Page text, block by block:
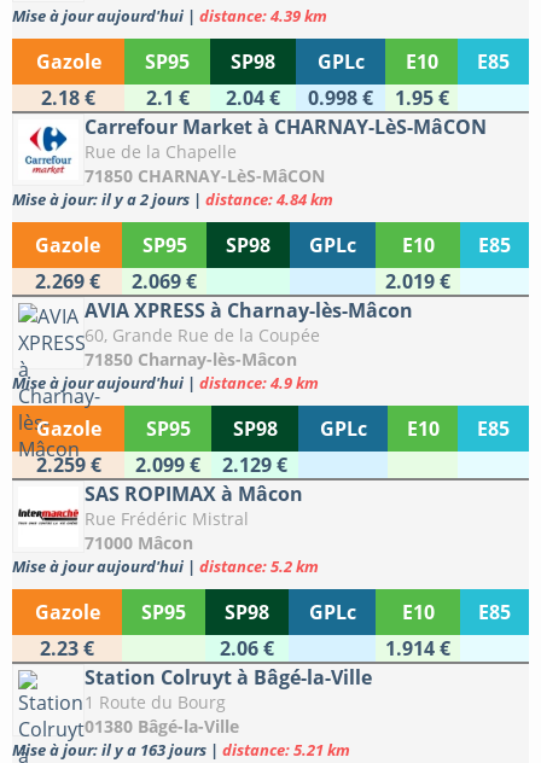
Mise à jour aujourd'hui | distance: 4.39 km
Gazole SP95 SP98 GPLc E10
E85
2.18 €
2.1 € 2.04 € 0.998 €
1.95 €
Carrefour Market à CHARNAY-LèS-MâCON
Rue de la Chapelle
71850 CHARNAY-LèS-MâCON
Mise à jour: il y a 2 jours | distance: 4.84 km
Gazole SP95 SP98 GPLc E10
E85
2.269 €
2.069 €
2.019 €
AVIA XPRESS à Charnay-lès-Mâcon
60, Grande Rue de la Coupée
71850 Charnay-lès-Mâcon
Mise à jour aujourd'hui | distance: 4.9 km
Gazole SP95 SP98 GPLc E10
E85
2.259 €
2.099 €
2.129 €
SAS ROPIMAX à Mâcon
Rue Frédéric Mistral
71000 Mâcon
Mise à jour aujourd'hui | distance: 5.2 km
Gazole SP95 SP98 GPLc E10
E85
2.23 €
2.06 €
1.914 €
Station Colruyt à Bâgé-la-Ville
1 Route du Bourg
01380 Bâgé-la-Ville
Mise à jour: il y a 163 jours | distance: 5.21 km